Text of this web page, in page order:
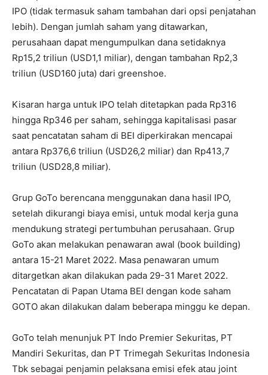
IPO (tidak termasuk saham tambahan dari opsi penjatahan
lebih). Dengan jumlah saham yang ditawarkan,
perusahaan dapat mengumpulkan dana setidaknya
Rp15,2 triliun (USD1,1 miliar), dengan tambahan Rp2,3
triliun (USD160 juta) dari greenshoe.
Kisaran harga untuk IPO telah ditetapkan pada Rp316
hingga Rp346 per saham, sehingga kapitalisasi pasar
saat pencatatan saham di BEI diperkirakan mencapai
antara Rp376,6 triliun (USD26,2 miliar) dan Rp413,7
triliun (USD28,8 miliar).
Grup GoTo berencana menggunakan dana hasil IPO,
setelah dikurangi biaya emisi, untuk modal kerja guna
mendukung strategi pertumbuhan perusahaan. Grup
GoTo akan melakukan penawaran awal (book building)
antara 15-21 Maret 2022. Masa penawaran umum
ditargetkan akan dilakukan pada 29-31 Maret 2022.
Pencatatan di Papan Utama BEI dengan kode saham
GOTO akan dilakukan dalam beberapa minggu ke depan.
GoTo telah menunjuk PT Indo Premier Sekuritas, PT
Mandiri Sekuritas, dan PT Trimegah Sekuritas Indonesia
Tbk sebagai penjamin pelaksana emisi efek atau joint